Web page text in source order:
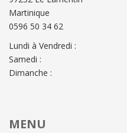
Martinique
0596 50 34 62
Lundi à Vendredi :
Samedi :
Dimanche :
MENU